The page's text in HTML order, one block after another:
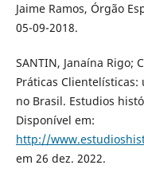
Jaime Ramos, Órgão
05-09-2018.
SANTIN, Janaína Rigo;
Práticas Clientelísticas:
no Brasil. Estudios
Disponível em:
http://
em 26 dez. 2022.